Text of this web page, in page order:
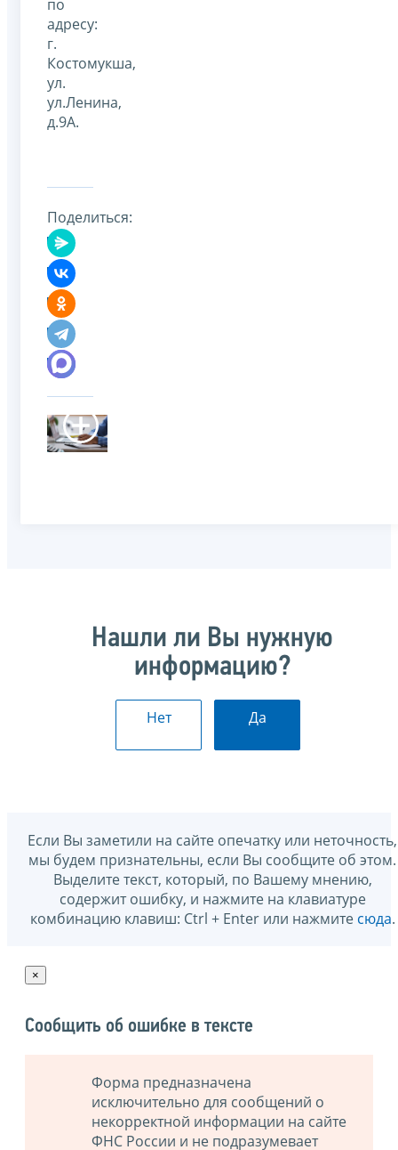
по
адресу:
г.
Костомукша,
ул.
ул.Ленина,
д.9А.
Поделиться:
Нашли ли Вы нужную
информацию?
Нет Да
Если Вы заметили на сайте опечатку или неточность,
мы будем признательны, если Вы сообщите об этом.
Выделите текст, который, по Вашему мнению,
содержит ошибку, и нажмите на клавиатуре
комбинацию клавиш: Ctrl + Enter или нажмите сюда.
×
Сообщить об ошибке в тексте
Форма предназначена
исключительно для сообщений о
некорректной информации на сайте
ФНС России и не подразумевает